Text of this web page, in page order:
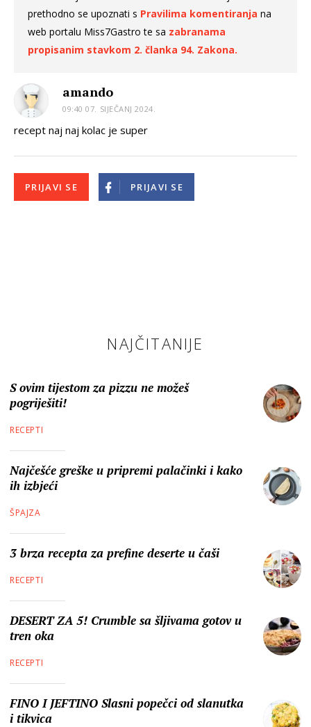
prethodno se upoznati s Pravilima komentiranja na
web portalu Miss7Gastro te sa zabranama
propisanim stavkom 2. članka 94. Zakona.
amando
09:40 07. SIJEČANJ 2024.
recept naj naj kolac je super
PRIJAVI SE PRIJAVI SE
NAJČITANIJE
S ovim tijestom za pizzu ne možeš
pogriješiti!
RECEPTI
Najčešće greške u pripremi palačinki i kako
ih izbjeći
ŠPAJZA
3 brza recepta za prefine deserte u čaši
RECEPTI
DESERT ZA 5! Crumble sa šljivama gotov u
tren oka
RECEPTI
FINO I JEFTINO Slasni popečci od slanutka
i tikvica